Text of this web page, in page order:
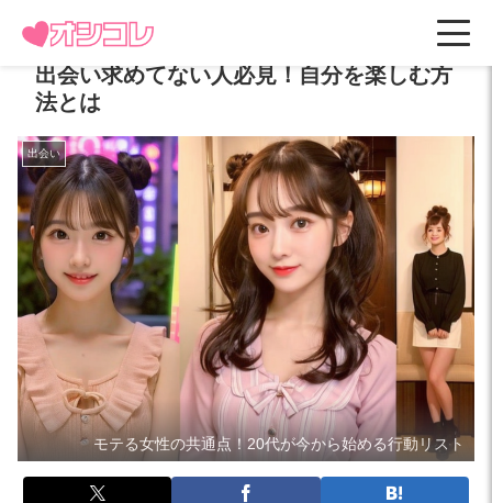
出会い求めてない人必見！自分を楽しむ方
法とは
出会い
モテる女性の共通点！20代が今から始める行動リスト